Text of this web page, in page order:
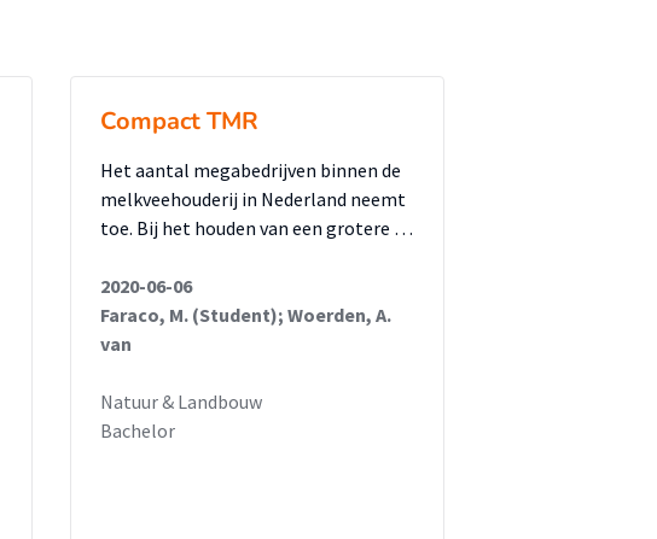
Compact TMR
Het aantal megabedrijven binnen de
melkveehouderij in Nederland neemt
toe. Bij het houden van een grotere …
2020-06-06
Faraco, M. (Student); Woerden, A.
van
Natuur & Landbouw
Bachelor